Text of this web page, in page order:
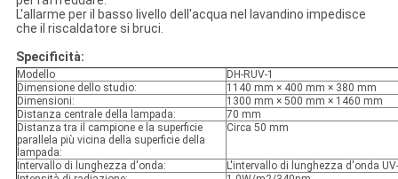
L'allarme per il basso livello dell'acqua nel lavandino impedisce
che il riscaldatore si bruci.
Specificità:
Modello
DH-RUV-1
Dimensione dello studio:
1140 mm × 400 mm × 380 mm
Dimensioni:
1300 mm × 500 mm × 1460 mm
Distanza centrale della lampada:
70 mm
Distanza tra il campione e la superficie
parallela più vicina della superficie della
lampada:
Circa 50 mm
Intervallo di lunghezza d'onda:
L'intervallo di lunghezza d'onda